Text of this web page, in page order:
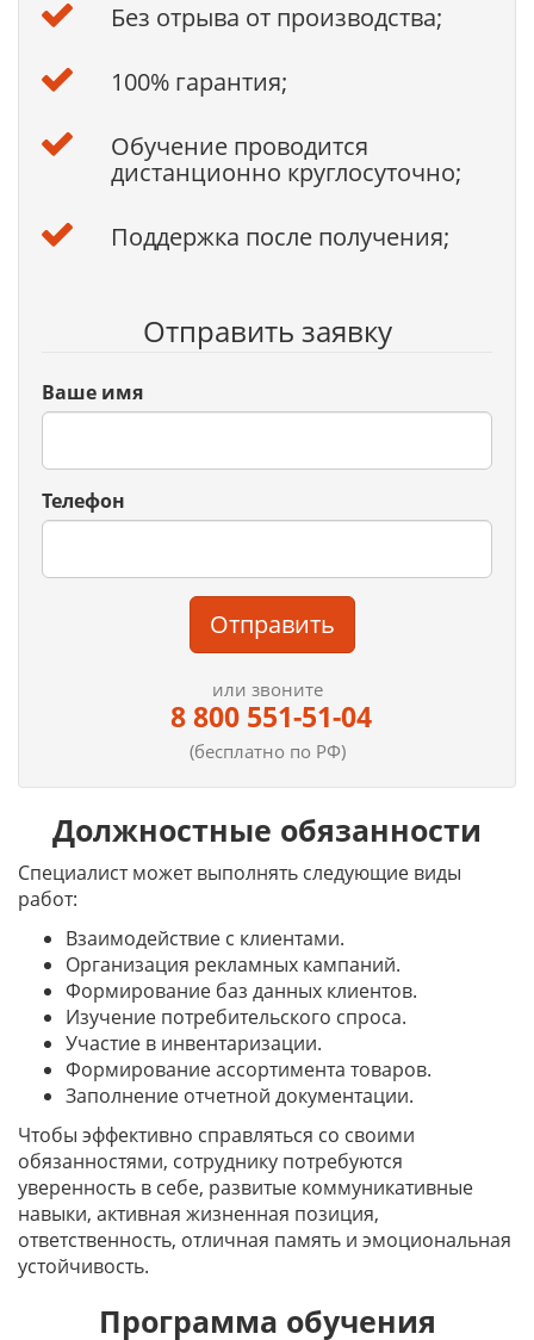
Без отрыва от производства;
100% гарантия;
Обучение проводится
дистанционно круглосуточно;
Поддержка после получения;
Отправить заявку
Ваше имя
Телефон
Отправить
или звоните
8 800 551-51-04
(бесплатно по РФ)
Должностные обязанности
Специалист может выполнять следующие виды
работ:
Взаимодействие с клиентами.
Организация рекламных кампаний.
Формирование баз данных клиентов.
Изучение потребительского спроса.
Участие в инвентаризации.
Формирование ассортимента товаров.
Заполнение отчетной документации.
Чтобы эффективно справляться со своими
обязанностями, сотруднику потребуются
уверенность в себе, развитые коммуникативные
навыки, активная жизненная позиция,
ответственность, отличная память и эмоциональная
устойчивость.
Программа обучения